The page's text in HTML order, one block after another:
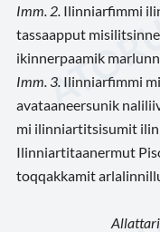
Imm. 2. Ilinniarfimmi
tassaapput
ikinnerpaamik
Imm. 3. Ilinniarfimmi
avataaneersunik
mi ilinniartitsisumit
Ilinniartitaanermut
toqqakkamit